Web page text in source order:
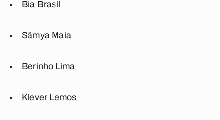
Bia Brasil
Sâmya Maia
Berinho Lima
Klever Lemos